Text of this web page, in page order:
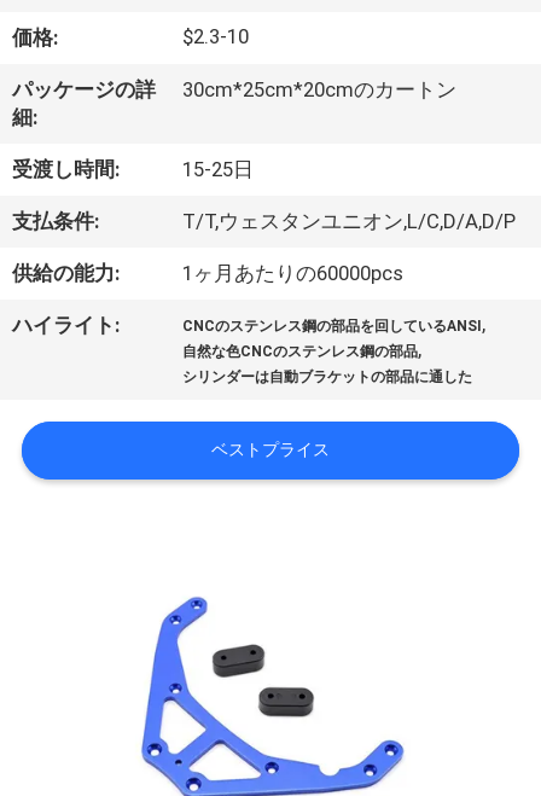
ち
に
つ
い
て
工
ツ
ア
価格: $2.3-10
パッケージの詳
細:
30cm*25cm*20cmのカートン
受渡し時間: 15-25日
支払条件: T/T,ウェスタンユニオン,L/C,D/A,D/P
供給の能力: 1ヶ月あたりの60000pcs
ハイライト: CNCのステンレス鋼の部品を回しているANSI ,
自然な色CNCのステンレス鋼の部品,
シリンダーは自動ブラケットの部品に通した
ベストプライス